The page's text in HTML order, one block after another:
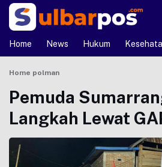
Home News Hukum
Home polman
Pemuda
Langkah Lewat